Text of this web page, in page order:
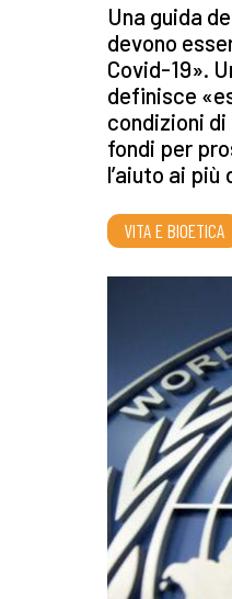
Una guida
devono
Covid-19».
definisce
condizioni di
fondi per
l’aiuto ai più
VITA E BIOETICA